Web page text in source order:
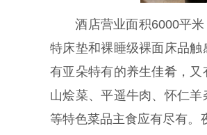
酒店营业面积6000平米
特床垫和裸睡级裸面床品
有亚朵特有的养生佳肴，
山烩菜、平遥牛肉、怀仁
等特色菜品主食应有尽有。